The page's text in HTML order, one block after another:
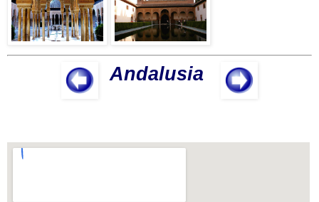
Andalusia